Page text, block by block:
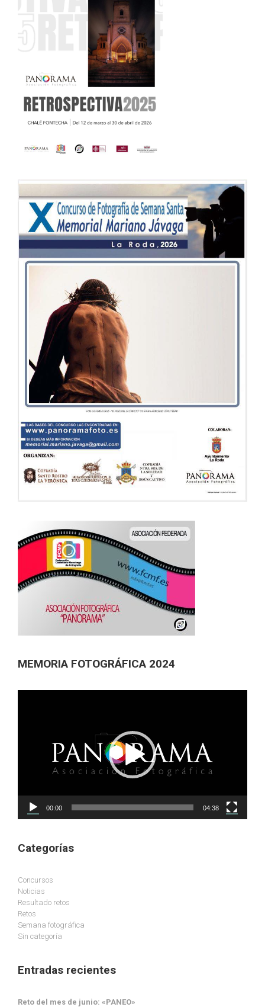
MEMORIA FOTOGRÁFICA 2024
00:00 04:38
Categorías
Concursos
Noticias
Resultado retos
Retos
Semana fotográfica
Sin categoría
Entradas recientes
Reto del mes de junio: «PANEO»